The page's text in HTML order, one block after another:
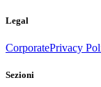
Legal
CorporatePrivacy
Sezioni